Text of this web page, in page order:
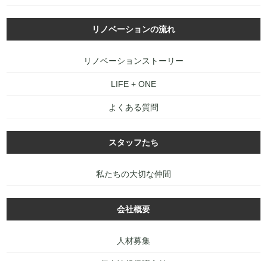
リノベーションの流れ
リノベーションストーリー
LIFE + ONE
よくある質問
スタッフたち
私たちの大切な仲間
会社概要
人材募集